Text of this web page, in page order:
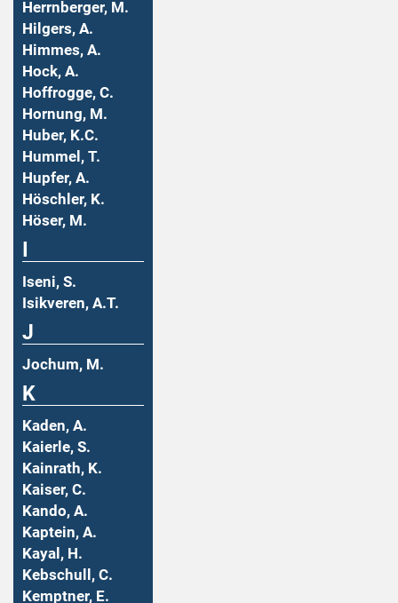
Herrnberger, M.
Hilgers, A.
Himmes, A.
Hock, A.
Hoffrogge, C.
Hornung, M.
Huber, K.C.
Hummel, T.
Hupfer, A.
Höschler, K.
Höser, M.
Iseni, S.
Isikveren, A.T.
J
Jochum, M.
K
Kaden, A.
Kaierle, S.
Kainrath, K.
Kaiser, C.
Kando, A.
Kaptein, A.
Kayal, H.
Kebschull, C.
Kemptner, E.